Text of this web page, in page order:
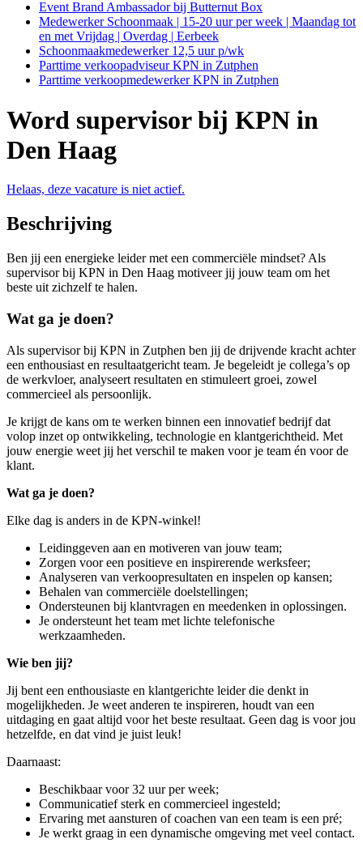
Event Brand Ambassador bij Butternut Box
Medewerker Schoonmaak | 15-20 uur per week | Maandag tot
en met Vrijdag | Overdag | Eerbeek
Schoonmaakmedewerker 12,5 uur p/wk
Parttime verkoopadviseur KPN in Zutphen
Parttime verkoopmedewerker KPN in Zutphen
Word supervisor bij KPN in
Den Haag
Helaas, deze vacature is niet actief.
Beschrijving
Ben jij een energieke leider met een commerciële mindset? Als
supervisor bij KPN in Den Haag motiveer jij jouw team om het
beste uit zichzelf te halen.
Wat ga je doen?
Als supervisor bij KPN in Zutphen ben jij de drijvende kracht achter
een enthousiast en resultaatgericht team. Je begeleidt je collega’s op
de werkvloer, analyseert resultaten en stimuleert groei, zowel
commercieel als persoonlijk.
Je krijgt de kans om te werken binnen een innovatief bedrijf dat
volop inzet op ontwikkeling, technologie en klantgerichtheid. Met
jouw energie weet jij het verschil te maken voor je team én voor de
klant.
Wat ga je doen?
Elke dag is anders in de KPN-winkel!
Leidinggeven aan en motiveren van jouw team;
Zorgen voor een positieve en inspirerende werksfeer;
Analyseren van verkoopresultaten en inspelen op kansen;
Behalen van commerciële doelstellingen;
Ondersteunen bij klantvragen en meedenken in oplossingen.
Je ondersteunt het team met lichte telefonische
werkzaamheden.
Wie ben jij?
Jij bent een enthousiaste en klantgerichte leider die denkt in
mogelijkheden. Je weet anderen te inspireren, houdt van een
uitdaging en gaat altijd voor het beste resultaat. Geen dag is voor jou
hetzelfde, en dat vind je juist leuk!
Daarnaast:
Beschikbaar voor 32 uur per week;
Communicatief sterk en commercieel ingesteld;
Ervaring met aansturen of coachen van een team is een pré;
Je werkt graag in een dynamische omgeving met veel contact.